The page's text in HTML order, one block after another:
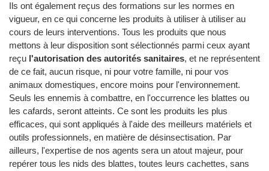
Ils ont également reçus des formations sur les normes en
vigueur, en ce qui concerne les produits à utiliser à utiliser au
cours de leurs interventions. Tous les produits que nous
mettons à leur disposition sont sélectionnés parmi ceux ayant
reçu l'autorisation des autorités sanitaires, et ne représentent
de ce fait, aucun risque, ni pour votre famille, ni pour vos
animaux domestiques, encore moins pour l'environnement.
Seuls les ennemis à combattre, en l'occurrence les blattes ou
les cafards, seront atteints. Ce sont les produits les plus
efficaces, qui sont appliqués à l'aide des meilleurs matériels et
outils professionnels, en matière de désinsectisation. Par
ailleurs, l'expertise de nos agents sera un atout majeur, pour
repérer tous les nids des blattes, toutes leurs cachettes, sans